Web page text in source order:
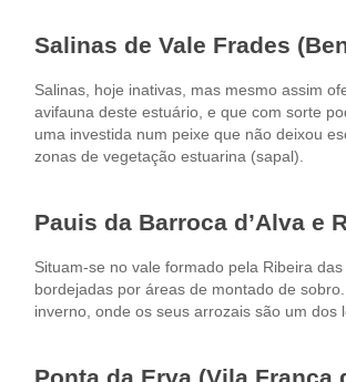
Salinas de Vale Frades
Salinas, hoje inativas, mas mesmo assim
avifauna deste estuário, e que com sorte
uma investida num peixe que não deixou
zonas de vegetação estuarina (sapal).
Pauis da Barroca d’Alva e
Situam-se no vale formado pela Ribeira
bordejadas por áreas de montado de
inverno, onde os seus arrozais são um dos